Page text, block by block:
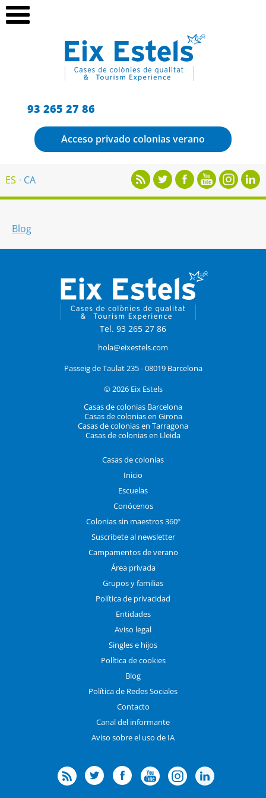
93 265 27 86
Acceso privado colonias verano
ES CA
Blog
Tel. 93 265 27 86
hola@eixestels.com
Passeig de Taulat 235 - 08019 Barcelona
© 2026 Eix Estels
Casas de colonias Barcelona
Casas de colonias en Girona
Casas de colonias en Tarragona
Casas de colonias en Lleida
Casas de colonias
Inicio
Escuelas
Conócenos
Colonias sin maestros 360º
Suscríbete al newsletter
Campamentos de verano
Área privada
Grupos y familias
Política de privacidad
Entidades
Aviso legal
Singles e hijos
Política de cookies
Blog
Política de Redes Sociales
Contacto
Canal del informante
Aviso sobre el uso de IA